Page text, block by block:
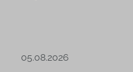
05.08.2026